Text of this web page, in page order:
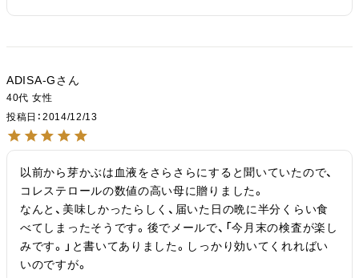
ADISA-G
40代 女性
投稿日
2014/12/13
以前から芽かぶは血液をさらさらにすると聞いていたので、
コレステロールの数値の高い母に贈りました。
なんと、美味しかったらしく、届いた日の晩に半分くらい食
べてしまったそうです。後でメールで、「今月末の検査が楽し
みです。」と書いてありました。しっかり効いてくれればい
いのですが。